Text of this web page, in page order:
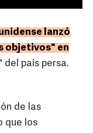
lanzó
objetivos" en
del país persa.
de las
que los